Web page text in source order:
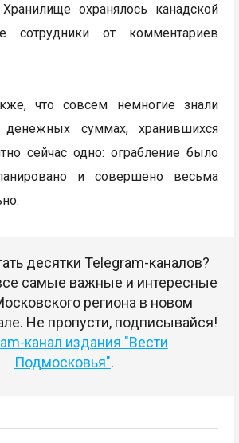
охранялось канадской
сотрудники от комментариев
что совсем немногие знали
суммах, хранившихся
сейчас одно: ограбление было
и совершено весьма
десятки Telegram-каналов?
самые важные и интересные
региона в новом
Не пропусти, подписывайся!
канал издания "Вести
Подмосковья".